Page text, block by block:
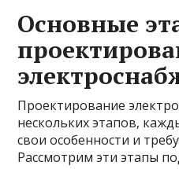
Основные
Проектирование
нескольких этапов,
свои особенности и
Рассмотрим эти этапы